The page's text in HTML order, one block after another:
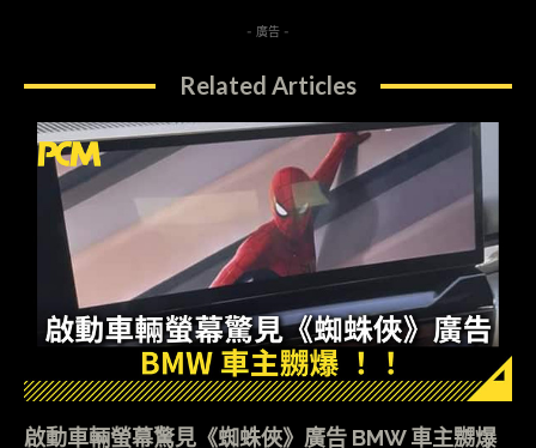
- 廣告 -
Related Articles
啟動車輛螢幕驚見《蜘蛛俠》廣告 BMW 車主嬲爆